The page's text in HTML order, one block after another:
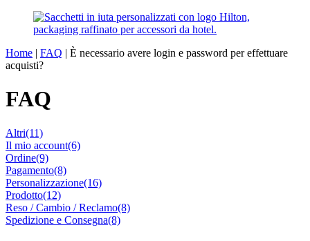
Home | FAQ | È necessario avere login e password per effettuare
acquisti?
FAQ
Altri(11)
Il mio account(6)
Ordine(9)
Pagamento(8)
Personalizzazione(16)
Prodotto(12)
Reso / Cambio / Reclamo(8)
Spedizione e Consegna(8)